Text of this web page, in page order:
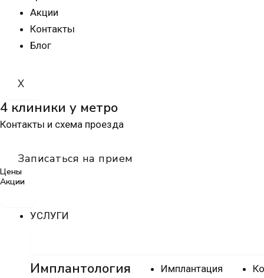
Акции
Контакты
Блог
X
4 клиники у метро
Контакты и схема проезда
Записаться на прием
Цены
Акции
УСЛУГИ
Имплантология
Имплантация